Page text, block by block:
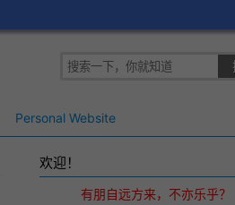
Personal Website
欢迎！
有朋自远方来，不亦乐乎？